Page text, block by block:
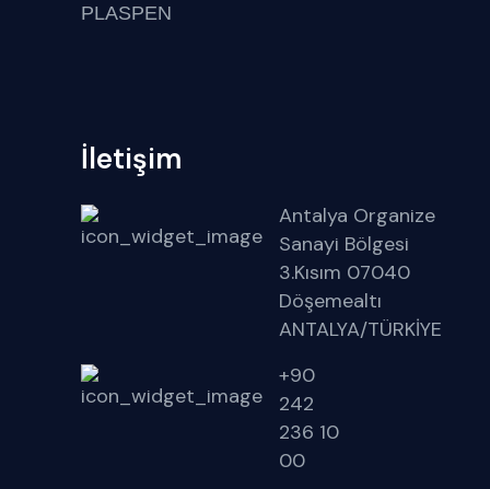
PLASPEN
İletişim
Antalya Organize
Sanayi Bölgesi
3.Kısım 07040
Döşemealtı
ANTALYA/TÜRKİYE
+90
242
236 10
00